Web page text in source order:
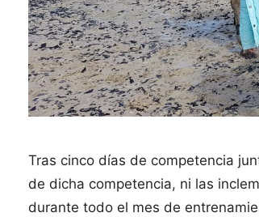
Tras cinco días de competencia
de dicha competencia, ni las
durante todo el mes de